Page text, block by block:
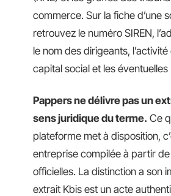
commerce. Sur la fiche d’une
retrouvez le numéro SIREN,
le nom des dirigeants,
capital social et les
Pappers ne délivre pas un
sens juridique du terme. Ce
plateforme met à disposition,
entreprise compilée à partir
officielles. La distinction a son
extrait Kbis est un acte